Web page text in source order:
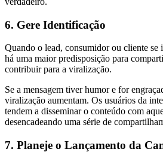
6. Gere Identificação
Quando o lead, consumidor ou cliente se
há uma maior predisposição para
contribuir para a viralização.
Se a mensagem tiver humor e for
viralização aumentam. Os usuários da
tendem a disseminar o conteúdo com
desencadeando uma série de
7. Planeje o Lançamento da